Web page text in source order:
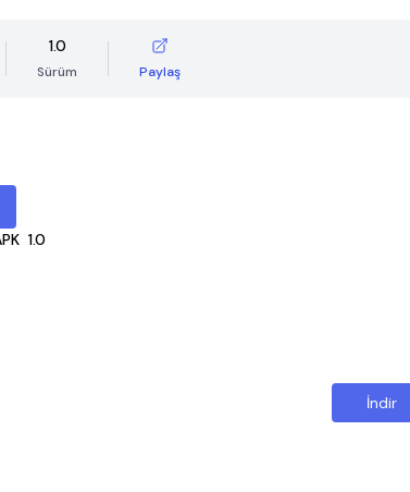
1.0
Sürüm Paylaş
1.0
İndir